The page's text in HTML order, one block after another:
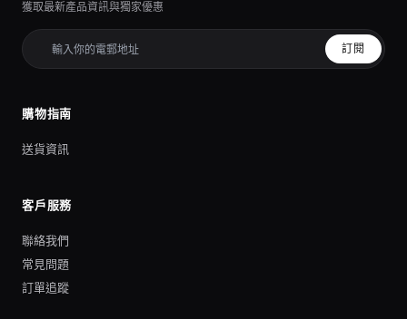
獲取最新產品資訊與獨家優惠
訂閱
購物指南
送貨資訊
客戶服務
聯絡我們
常見問題
訂單追蹤